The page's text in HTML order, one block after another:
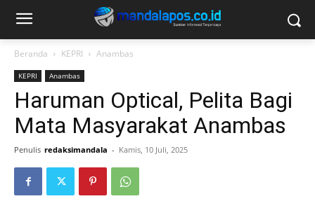
Beranda KEPRI Anambas
KEPRI Anambas
Haruman Optical, Pelita Bagi
Mata Masyarakat Anambas
Penulis redaksimandala - Kamis, 10 Juli, 2025